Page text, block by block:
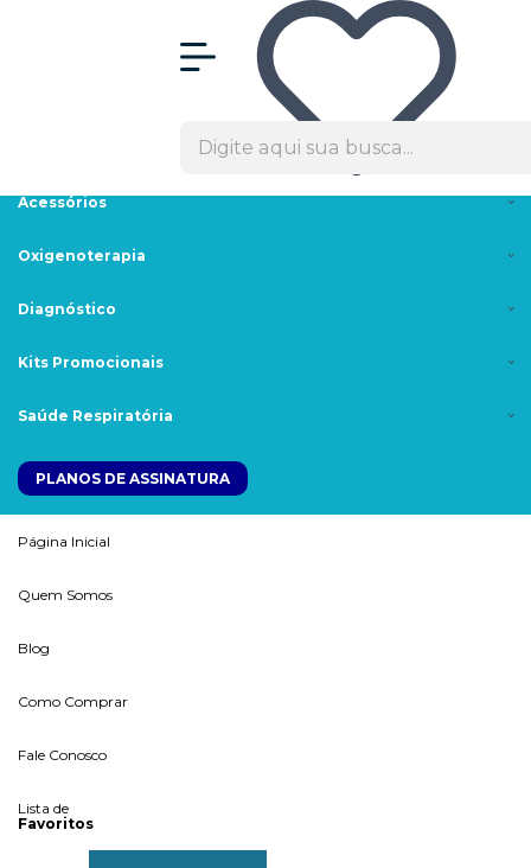
Acessórios
Oxigenoterapia
Diagnóstico
Kits Promocionais
Saúde Respiratória
PLANOS DE ASSINATURA
Página Inicial
Quem Somos
Blog
Como Comprar
Fale Conosco
Lista de
Favoritos